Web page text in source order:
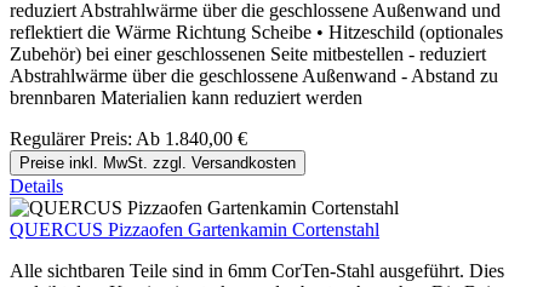
reduziert Abstrahlwärme über die geschlossene Außenwand und
reflektiert die Wärme Richtung Scheibe • Hitzeschild (optionales
Zubehör) bei einer geschlossenen Seite mitbestellen - reduziert
Abstrahlwärme über die geschlossene Außenwand - Abstand zu
brennbaren Materialien kann reduziert werden
Regulärer Preis: Ab 1.840,00 €
Preise inkl. MwSt. zzgl. Versandkosten
Details
QUERCUS Pizzaofen Gartenkamin Cortenstahl
Alle sichtbaren Teile sind in 6mm CorTen-Stahl ausgeführt. Dies